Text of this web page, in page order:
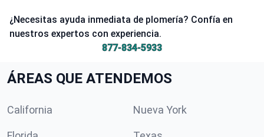
¿Necesitas ayuda inmediata de plomería? Confía en
nuestros expertos con experiencia.
877-834-5933
ÁREAS QUE ATENDEMOS
California Nueva York